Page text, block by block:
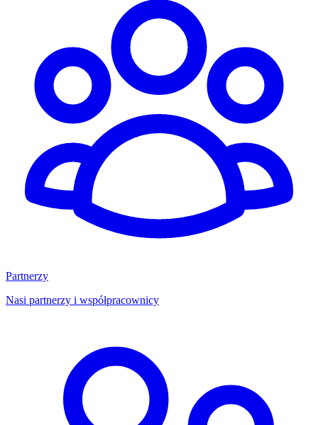
Partnerzy
Nasi partnerzy i współpracownicy